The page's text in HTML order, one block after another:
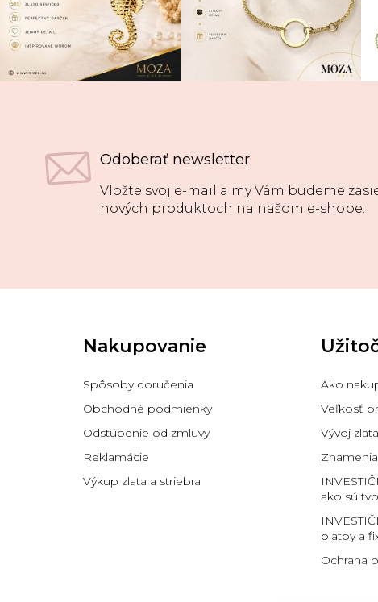
Odoberať newsletter
Vložte svoj e-mail a my Vám budeme
nových produktoch na našom e-shope.
Nakupovanie
Spôsoby doručenia
Obchodné podmienky
Odstúpenie od zmluvy
Reklamácie
Výkup zlata a striebra
Ako
Veľkosť
Vývoj zlata
ako sú
platby a
Ochrana